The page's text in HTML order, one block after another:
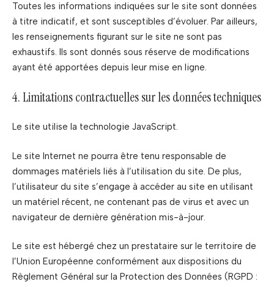
Toutes les informations indiquées sur le site sont données
à titre indicatif, et sont susceptibles d’évoluer. Par ailleurs,
les renseignements figurant sur le site ne sont pas
exhaustifs. Ils sont donnés sous réserve de modifications
ayant été apportées depuis leur mise en ligne.
4. Limitations contractuelles sur les données techniques
Le site utilise la technologie JavaScript.
Le site Internet ne pourra être tenu responsable de
dommages matériels liés à l’utilisation du site. De plus,
l’utilisateur du site s’engage à accéder au site en utilisant
un matériel récent, ne contenant pas de virus et avec un
navigateur de dernière génération mis-à-jour.
Le site est hébergé chez un prestataire sur le territoire de
l’Union Européenne conformément aux dispositions du
Règlement Général sur la Protection des Données (RGPD :